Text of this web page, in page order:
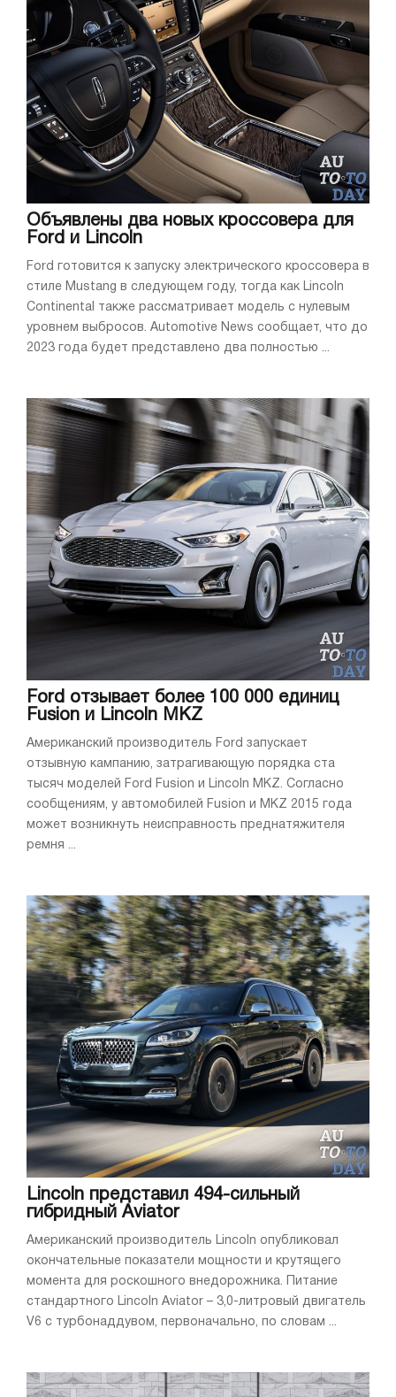
Объявлены два новых кроссовера для
Ford и Lincoln
Ford готовится к запуску электрического кроссовера в
стиле Mustang в следующем году, тогда как Lincoln
Continental также рассматривает модель с нулевым
уровнем выбросов. Automotive News сообщает, что до
2023 года будет представлено два полностью ...
Ford отзывает более 100 000 единиц
Fusion и Lincoln MKZ
Американский производитель Ford запускает
отзывную кампанию, затрагивающую порядка ста
тысяч моделей Ford Fusion и Lincoln MKZ. Согласно
сообщениям, у автомобилей Fusion и MKZ 2015 года
может возникнуть неисправность преднатяжителя
ремня ...
Lincoln представил 494-сильный
гибридный Aviator
Американский производитель Lincoln опубликовал
окончательные показатели мощности и крутящего
момента для роскошного внедорожника. Питание
стандартного Lincoln Aviator – 3,0-литровый двигатель
V6 с турбонаддувом, первоначально, по словам ...